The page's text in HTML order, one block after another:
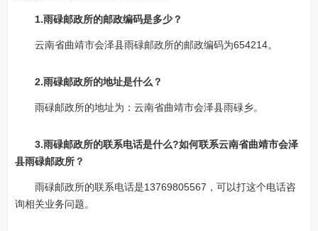
1.雨碌邮政所的邮政编码是多少？
云南省曲靖市会泽县雨碌邮政所的邮政编码为654214。
2.雨碌邮政所的地址是什么？
雨碌邮政所的地址为：云南省曲靖市会泽县雨碌乡。
3.雨碌邮政所的联系电话是什么?如何联系云南省曲靖市会泽
县雨碌邮政所？
雨碌邮政所的联系电话是13769805567，可以打这个电话咨
询相关业务问题。